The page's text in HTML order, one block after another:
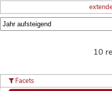
10
Facets